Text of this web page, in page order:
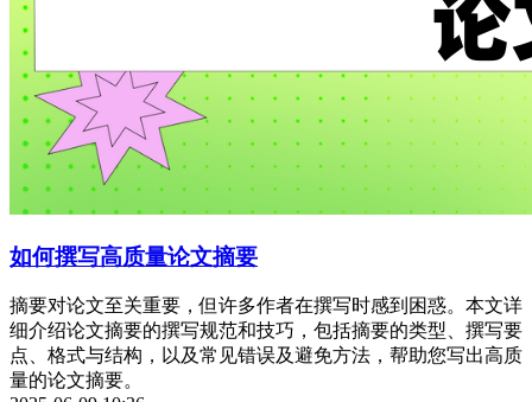
如何撰写高质量论文摘要
摘要对论文至关重要，但许多作者在撰写时感到困惑。本文详
细介绍论文摘要的撰写规范和技巧，包括摘要的类型、撰写要
点、格式与结构，以及常见错误及避免方法，帮助您写出高质
量的论文摘要。